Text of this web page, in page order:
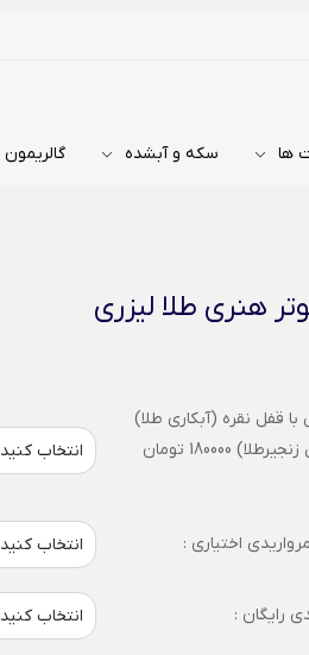
ها سکه و آبشده گالریمون
هنری طلا لیزری
با قفل نقره (آبکاری طلا)
(جایگزین زنجیرطلا) 180000 تومان
اختیاری :
رایگان :